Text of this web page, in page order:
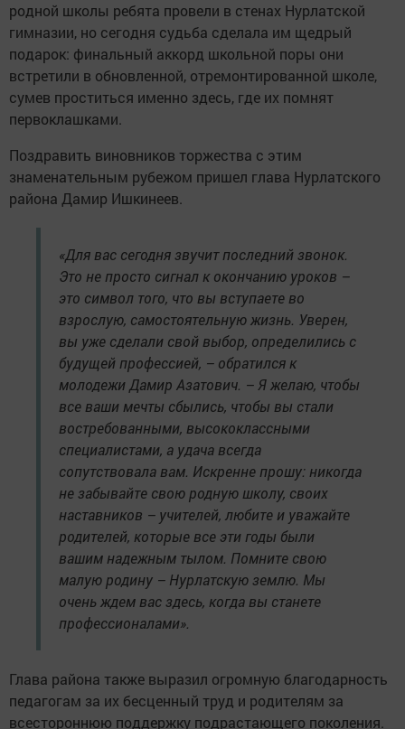
родной школы ребята провели в стенах Нурлатской
гимназии, но сегодня судьба сделала им щедрый
подарок: финальный аккорд школьной поры они
встретили в обновленной, отремонтированной школе,
сумев проститься именно здесь, где их помнят
первоклашками.
Поздравить виновников торжества с этим
знаменательным рубежом пришел глава Нурлатского
района Дамир Ишкинеев.
«Для вас сегодня звучит последний звонок.
Это не просто сигнал к окончанию уроков –
это символ того, что вы вступаете во
взрослую, самостоятельную жизнь. Уверен,
вы уже сделали свой выбор, определились с
будущей профессией, – обратился к
молодежи Дамир Азатович. – Я желаю, чтобы
все ваши мечты сбылись, чтобы вы стали
востребованными, высококлассными
специалистами, а удача всегда
сопутствовала вам. Искренне прошу: никогда
не забывайте свою родную школу, своих
наставников – учителей, любите и уважайте
родителей, которые все эти годы были
вашим надежным тылом. Помните свою
малую родину – Нурлатскую землю. Мы
очень ждем вас здесь, когда вы станете
профессионалами».
Глава района также выразил огромную благодарность
педагогам за их бесценный труд и родителям за
всестороннюю поддержку подрастающего поколения.